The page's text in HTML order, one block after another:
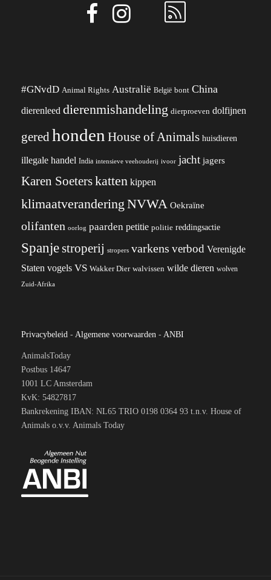
#GNvdD Animal Rights Australië België bont China
dierenleed dierenmishandeling dierproeven dolfijnen
geredhonden House of Animals huisdieren
illegale handel India intensieve veehouderij ivoor jacht jagers
Karen Soeterskatten kippen
klimaatverandering NVWA Oekraïne
olifanten oorlog paarden petitie politie reddingsactie
Spanjestroperij stropers varkens verbod Verenigde
Staten vogels VS Wakker Dier walvissen wilde dieren wolven
Zuid-Afrika
Privacybeleid - Algemene voorwaarden - ANBI
AnimalsToday
Postbus 14647
1001 LC Amsterdam
KvK: 54827817
Bankrekening IBAN: NL65 TRIO 0198 0364 93 t.n.v. House of
Animals o.v.v. Animals Today